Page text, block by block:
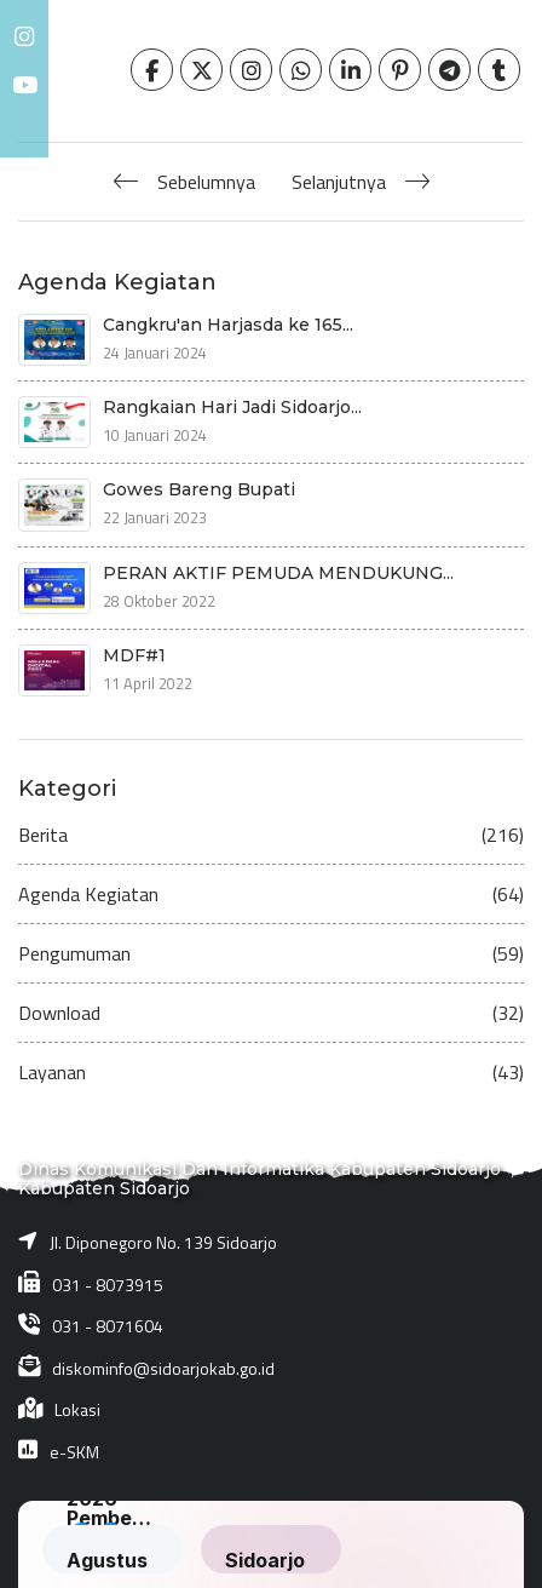
Sebelumnya Selanjutnya
Agenda Kegiatan
Cangkru'an Harjasda ke 165...
24 Januari 2024
Rangkaian Hari Jadi Sidoarjo...
10 Januari 2024
Gowes Bareng Bupati
22 Januari 2023
PERAN AKTIF PEMUDA MENDUKUNG...
28 Oktober 2022
MDF#1
11 April 2022
Kategori
Berita (216)
Agenda Kegiatan (64)
Pengumuman (59)
Download (32)
Layanan (43)
Dinas Komunikasi Dan Informatika Kabupaten Sidoarjo
Kabupaten Sidoarjo
Jl. Diponegoro No. 139 Sidoarjo
031 - 8073915
031 - 8071604
diskominfo@sidoarjokab.go.id
Lokasi
e-SKM